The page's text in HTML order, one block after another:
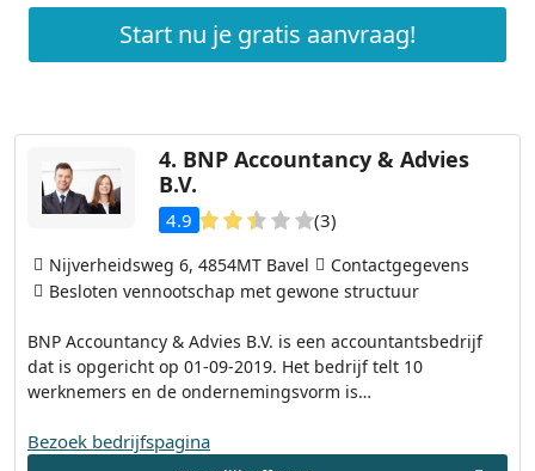
Start nu je gratis aanvraag!
4. BNP Accountancy & Advies
B.V.
4.9 (3)
BNP Accountancy & Advies B.V. is een accountantsbedrijf
dat is opgericht op 01-09-2019. Het bedrijf telt 10
werknemers en de ondernemingsvorm is…
Nijverheidsweg 6, 4854MT Bavel
Contactgegevens
Besloten vennootschap met gewone structuur
Bezoek bedrijfspagina